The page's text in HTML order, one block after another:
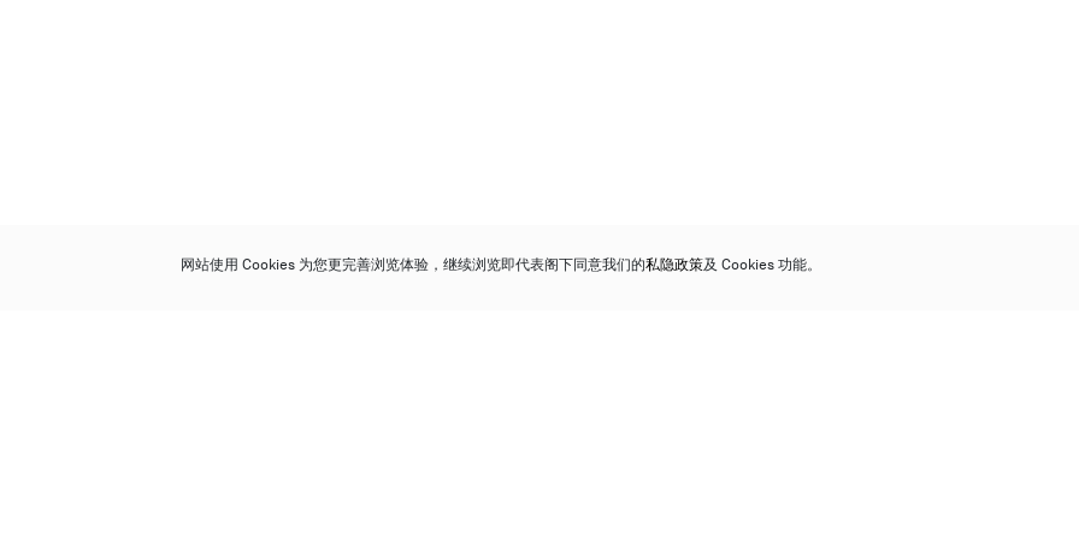
网站使用 Cookies 为您更完善浏览体验，继续浏览即代表阁下同意我们的私隐政策及 Cookies 功能。